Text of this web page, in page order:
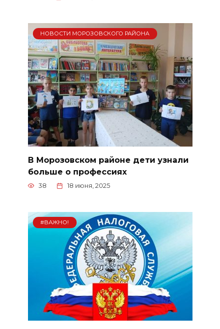
НОВОСТИ МОРОЗОВСКОГО РАЙОНА
В Морозовском районе дети узнали
больше о профессиях
38 18 июня, 2025
#ВАЖНО!